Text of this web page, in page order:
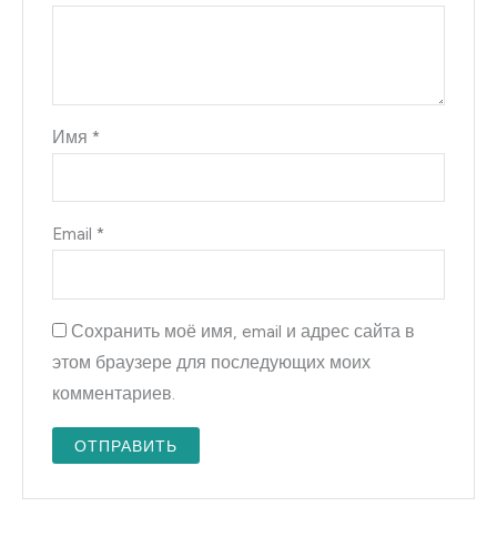
Имя *
Email *
Сохранить моё имя, email и адрес сайта в
этом браузере для последующих моих
комментариев.